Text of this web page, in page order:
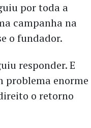
por toda a
campanha na
o fundador.
responder. E
problema enorme
o retorno